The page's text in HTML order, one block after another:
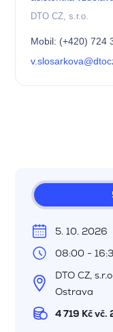
DTO CZ, s.r.o.
Mobil: (+420) 724
5. 10. 2026
08:00 -
DTO CZ,
Ostrava
4 719 Kč vč.